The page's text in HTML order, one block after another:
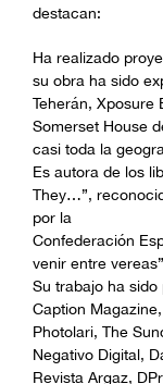
destacan:
Ha realizado
su obra ha sido
Teherán, Xposure
Somerset House
casi toda la
Es autora de los
They…”,
por la
Confederación
venir entre
Su trabajo ha sido
Caption
Photolari, The
Negativo Digital,
Revista Argaz,